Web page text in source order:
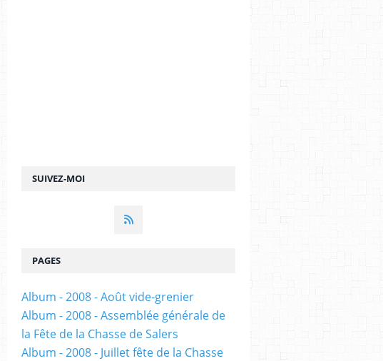
SUIVEZ-MOI
PAGES
Album - 2008 - Août vide-grenier
Album - 2008 - Assemblée générale de
la Fête de la Chasse de Salers
Album - 2008 - Juillet fête de la Chasse